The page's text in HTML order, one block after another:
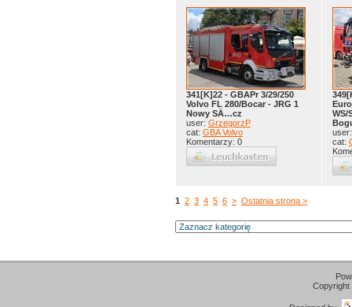
341[K]22 - GBAPr 3/29/250
Volvo FL 280/Bocar - JRG 1
Nowy SÄ…cz
user: GrzegorzP
cat: GBA Volvo
Komentarzy: 0
WS/
cat:
1 2 3 4 5 6 > Ostatnia strona >